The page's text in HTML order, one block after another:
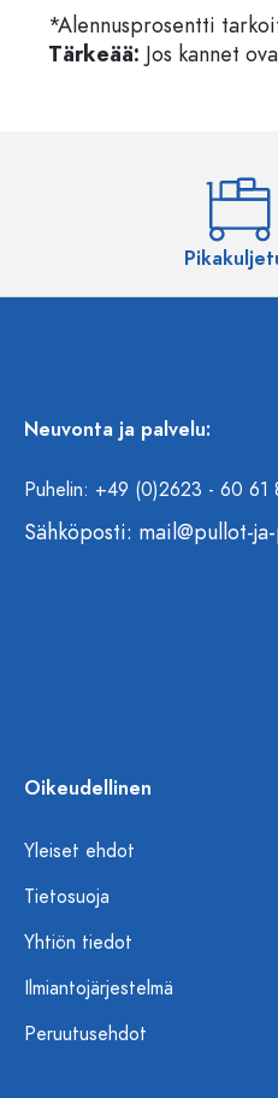
*Alennusprosentti
Tärkeää: Jos kannet
Neuvonta ja palvelu:
Puhelin: +49 (0)2623 - 60 61
Sähköposti: mail@pullot-
Oikeudellinen
Yleiset ehdot
Tietosuoja
Yhtiön tiedot
Ilmiantojärjestelmä
Peruutusehdot